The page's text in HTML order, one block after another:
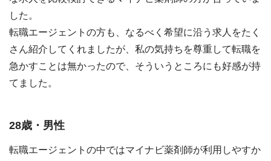
した。
転職エージェントの方も、なるべく希望に沿う求人をたく
さん紹介してくれましたが、私の気持ちを尊重して転職を
急かすことは無かったので、そういうところにも好感が持
てました。
28歳・男性
転職エージェントの中ではマイナビ薬剤師が利用しやすか